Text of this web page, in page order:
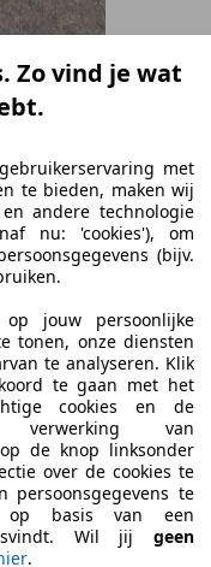
Zo vind je wat
met
te bieden, maken wij
andere technologie
nu: 'cookies'), om
(bijv.
jouw persoonlijke
tonen, onze diensten
te analyseren. Klik
te gaan met het
cookies en de
verwerking van
de knop linksonder
over de cookies te
persoonsgegevens te
op basis van een
Wil jij geen
.